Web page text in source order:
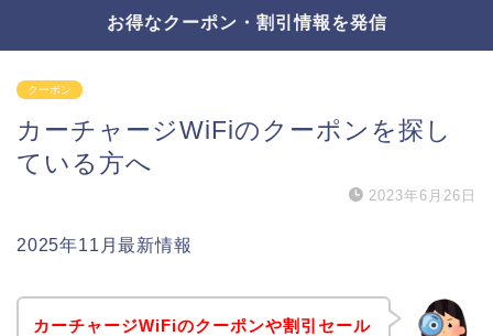
お得なクーポン・割引情報を発信
クーポン
カーチャージWiFiのクーポンを探し
ている方へ
2023年6月26日
2025年11月最新情報
カーチャージWiFiのクーポンや割引セール